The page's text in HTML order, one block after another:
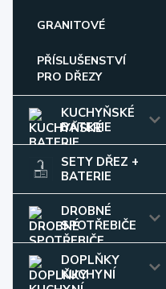
GRANITOVÉ
PŘÍSLUŠENSTVÍ
PRO DŘEZY
KUCHYŇSKÉ
BATERIE
SETY DŘEZ +
BATERIE
DROBNÉ
SPOTŘEBIČE
DOPLŇKY
KUCHYNÍ